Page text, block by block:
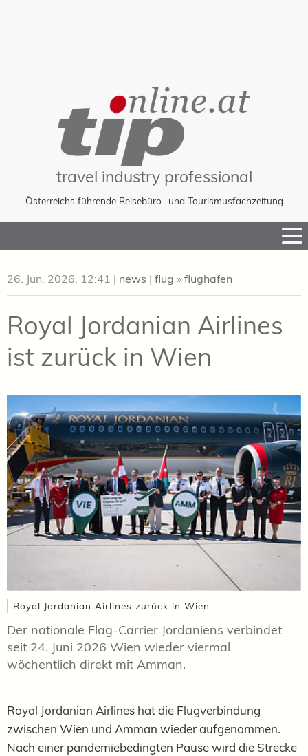
travel industry professional
Österreichs führende Reisebüro- und Tourismusfachzeitung
to
26. Jun. 2026, 12:41 | news | flug » flughafen
Royal Jordanian Airlines
ist zurück in Wien
Royal Jordanian Airlines zurück in Wien
Der nationale Flag-Carrier Jordaniens verbindet
seit 24. Juni 2026 Wien wieder viermal
wöchentlich direkt mit Amman.
Royal Jordanian Airlines hat die Flugverbindung
zwischen Wien und Amman wieder aufgenommen.
Nach einer pandemiebedingten Pause wird die Strecke